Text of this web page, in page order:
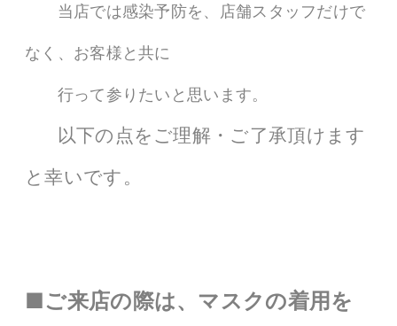
当店では感染予防を、店舗スタッフだけで
なく、お客様と共に
行って参りたいと思います。
以下の点をご理解・ご了承頂けます
と幸いです。
■ご来店の際は、マスクの着用を